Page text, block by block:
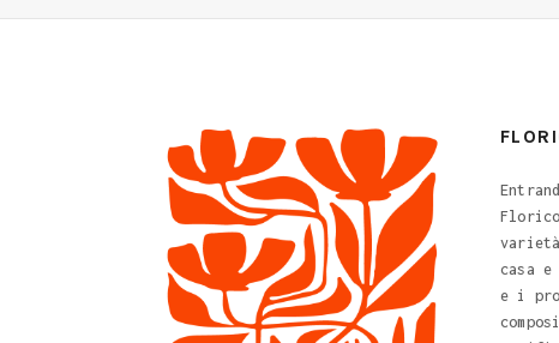
casa
e i